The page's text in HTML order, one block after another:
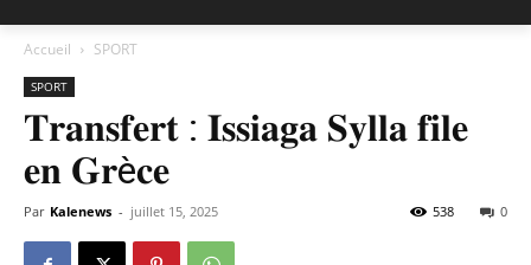
Accueil SPORT
SPORT
𝐓𝐫𝐚𝐧𝐬𝐟𝐞𝐫𝐭 : 𝐈𝐬𝐬𝐢𝐚𝐠𝐚 𝐒𝐲𝐥𝐥𝐚 𝐟𝐢𝐥𝐞
𝐞𝐧 𝐆𝐫è𝐜𝐞
Par Kalenews - juillet 15, 2025 0
538